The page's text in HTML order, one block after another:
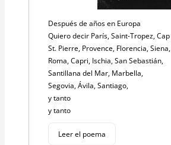
Después de años en Europa
Quiero decir París, Saint-Tropez, Cap
St. Pierre, Provence, Florencia, Siena,
Roma, Capri, Ischia, San Sebastián,
Santillana del Mar, Marbella,
Segovia, Ávila, Santiago,
y tanto
y tanto
Leer el poema